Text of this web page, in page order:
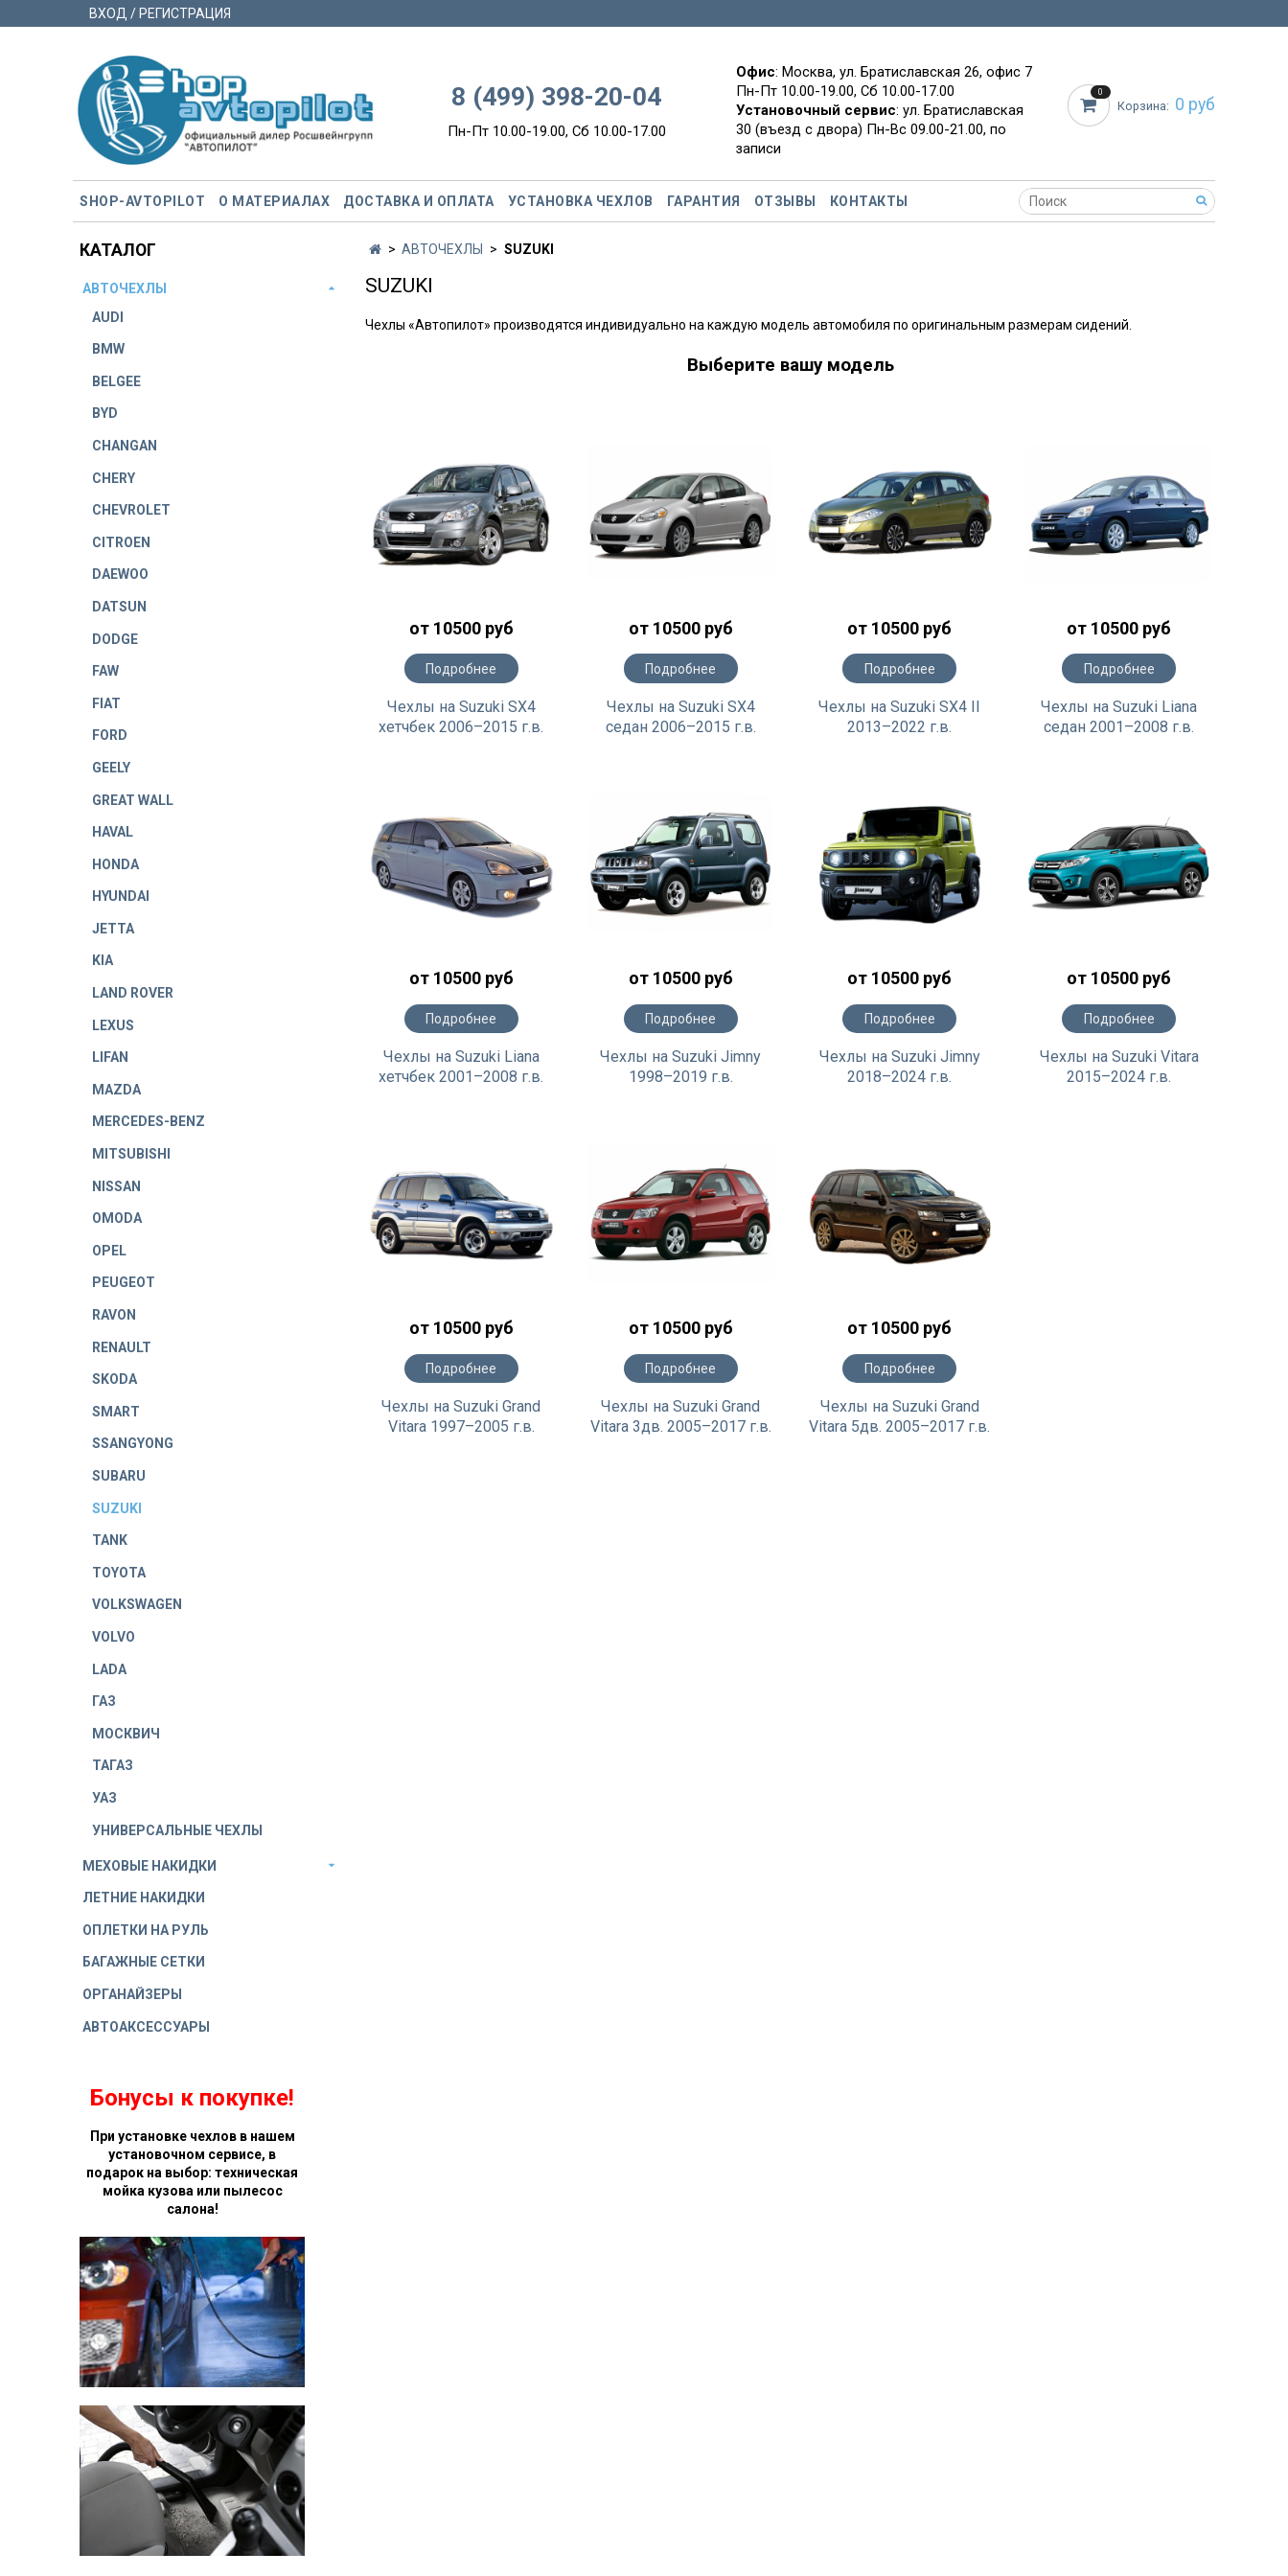
ВХОД / РЕГИСТРАЦИЯ
8 (499) 398-20-04
Пн-Пт 10.00-19.00, Сб 10.00-17.00
Офис: Москва, ул. Братиславская 26, офис 7
Пн-Пт 10.00-19.00, Сб 10.00-17.00
Установочный сервис: ул. Братиславская
30 (въезд с двора) Пн-Вс 09.00-21.00, по
записи
0
Корзина: 0 руб
SHOP-AVTOPILOT О МАТЕРИАЛАХ ДОСТАВКА И ОПЛАТА УСТАНОВКА ЧЕХЛОВ ГАРАНТИЯ ОТЗЫВЫ КОНТАКТЫ
АВТОЧЕХЛЫ SUZUKI
SUZUKI
Чехлы «Автопилот» производятся индивидуально на каждую модель автомобиля по оригинальным размерам сидений.
Выберите вашу модель
от 10500 руб
Подробнее
Чехлы на Suzuki SX4
хетчбек 2006–2015 г.в.
от 10500 руб
Подробнее
Чехлы на Suzuki SX4
седан 2006–2015 г.в.
от 10500 руб
Подробнее
Чехлы на Suzuki SX4 II
2013–2022 г.в.
от 10500 руб
Подробнее
Чехлы на Suzuki Liana
седан 2001–2008 г.в.
от 10500 руб
Подробнее
Чехлы на Suzuki Liana
хетчбек 2001–2008 г.в.
от 10500 руб
Подробнее
Чехлы на Suzuki Jimny
1998–2019 г.в.
от 10500 руб
Подробнее
Чехлы на Suzuki Jimny
2018–2024 г.в.
от 10500 руб
Подробнее
Чехлы на Suzuki Vitara
2015–2024 г.в.
от 10500 руб
Подробнее
Чехлы на Suzuki Grand
Vitara 1997–2005 г.в.
от 10500 руб
Подробнее
Чехлы на Suzuki Grand
Vitara 3дв. 2005–2017 г.в.
от 10500 руб
Подробнее
Чехлы на Suzuki Grand
Vitara 5дв. 2005–2017 г.в.
КАТАЛОГ
АВТОЧЕХЛЫ
AUDI
BMW
BELGEE
BYD
CHANGAN
CHERY
CHEVROLET
CITROEN
DAEWOO
DATSUN
DODGE
FAW
FIAT
FORD
GEELY
GREAT WALL
HAVAL
HONDA
HYUNDAI
JETTA
KIA
LAND ROVER
LEXUS
LIFAN
MAZDA
MERCEDES-BENZ
MITSUBISHI
NISSAN
OMODA
OPEL
PEUGEOT
RAVON
RENAULT
SKODA
SMART
SSANGYONG
SUBARU
SUZUKI
TANK
TOYOTA
VOLKSWAGEN
VOLVO
LADA
ГАЗ
МОСКВИЧ
ТАГАЗ
УАЗ
УНИВЕРСАЛЬНЫЕ ЧЕХЛЫ
МЕХОВЫЕ НАКИДКИ
ЛЕТНИЕ НАКИДКИ
ОПЛЕТКИ НА РУЛЬ
БАГАЖНЫЕ СЕТКИ
ОРГАНАЙЗЕРЫ
АВТОАКСЕССУАРЫ
Бонусы к покупке!
При установке чехлов в нашем
установочном сервисе, в
подарок на выбор: техническая
мойка кузова или пылесос
салона!